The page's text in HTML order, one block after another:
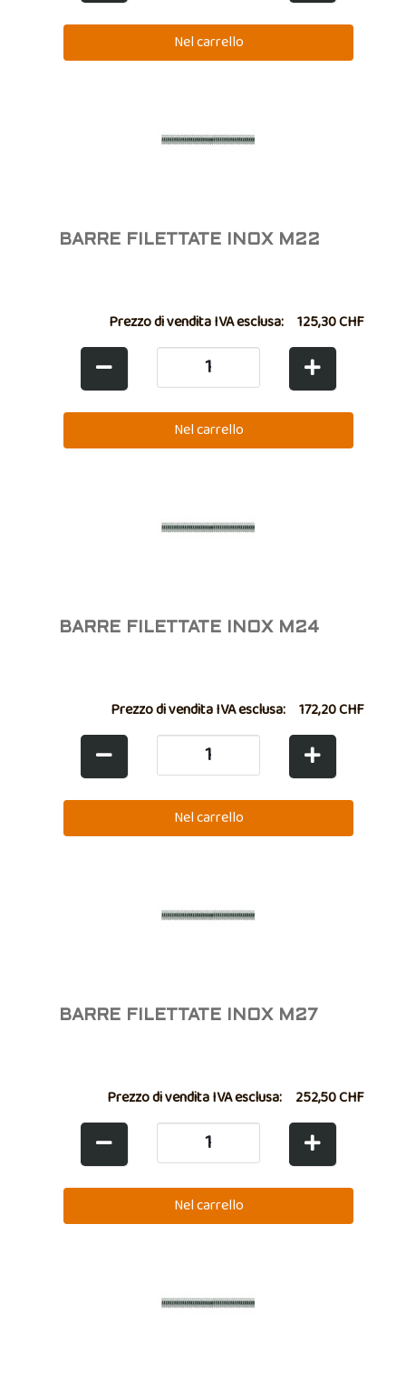
BARRE FILETTATE INOX M22
Prezzo di vendita IVA esclusa: 125,30 CHF
BARRE FILETTATE INOX M24
Prezzo di vendita IVA esclusa: 172,20 CHF
BARRE FILETTATE INOX M27
Prezzo di vendita IVA esclusa: 252,50 CHF